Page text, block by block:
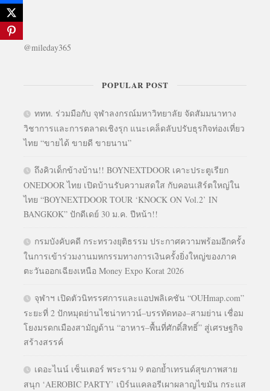
@mileday365
POPULAR POST
ททท. ร่วมมือกับ จุฬาลงกรณ์มหาวิทยาลัย จัดสัมมนาทาง
วิชาการและการตลาดเชิงรุก แนะเคล็ดลับปรับธุรกิจท่องเที่ยว
ไทย “ขายได้ ขายดี ขายนาน”
ถึงคิวเด็กข้างบ้าน!! BOYNEXTDOOR เคาะประตูเรียก
ONEDOOR ไทย เปิดบ้านรับความสดใส กับคอนเสิร์ตใหญ่ใน
ไทย “BOYNEXTDOOR TOUR ‘KNOCK ON Vol.2’ IN
BANGKOK” ปักดีเดย์ 30 ม.ค. ปีหน้า!!
กรมบังคับคดี กระทรวงยุติธรรม ประกาศความพร้อมอีกครั้ง
ในการเข้าร่วมงานมหกรรมทางการเงินครั้งยิ่งใหญ่ของภาค
ตะวันออกเฉียงเหนือ Money Expo Korat 2026
จุฬาฯ เปิดตัวนิทรรศการและแอปพลิเคชัน “OUHmap.com”
ระยะที่ 2 ปักหมุดย่านไชน่าทาวน์–บรรทัดทอง–สามย่าน เชื่อม
โยงมรดกเมืองสามัญด้าน “อาหาร–พื้นที่ศักดิ์สิทธิ์” สู่เศรษฐกิจ
สร้างสรรค์
เดอะไนน์ เซ็นเตอร์ พระราม 9 ตอกย้ำเทรนด์สุขภาพสาย
สนุก ‘AEROBIC PARTY’ เบิร์นแคลอรีเผาผลาญไขมัน กระแส